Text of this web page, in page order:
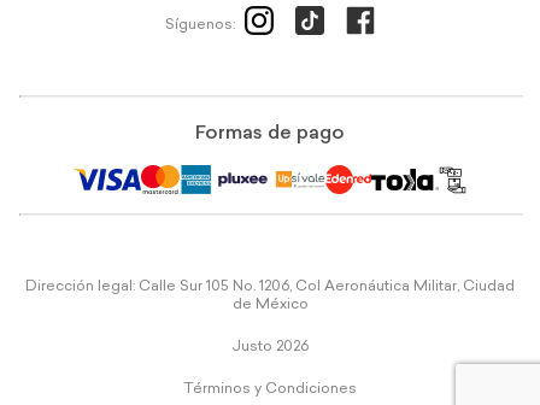
Síguenos:
Formas de pago
Dirección legal: Calle Sur 105 No. 1206, Col Aeronáutica Militar, Ciudad
de México
Justo 2026
Términos y Condiciones